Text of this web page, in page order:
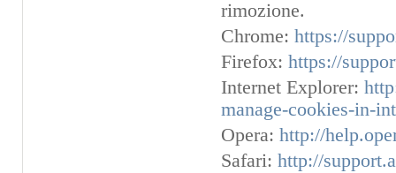
rimozione.
Chrome:https://
Firefox:https://
Internet Explorer:
manage-cookies-in-
Opera:http://
Safari:http://